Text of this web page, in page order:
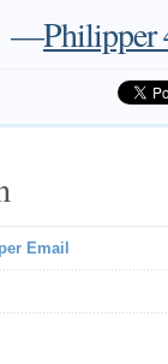
—Philipper
Email